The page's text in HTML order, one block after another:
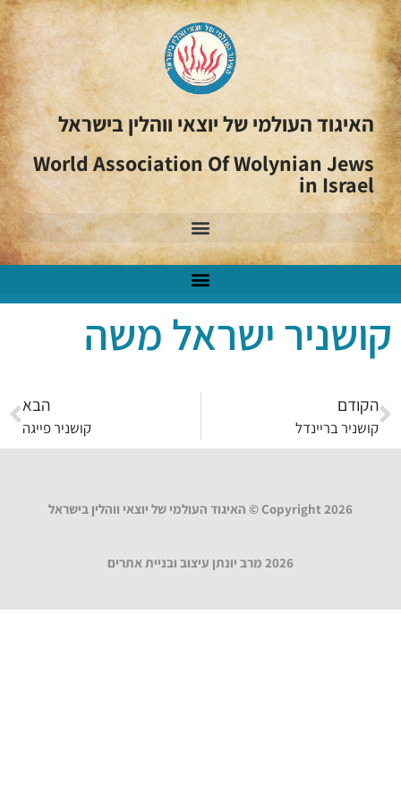
האיגוד העולמי של יוצאי ווהלין בישראל
World Association Of Wolynian Jews
in Israel
קושניר ישראל משה
הקודם
קושניר בריינדל
הבא
קושניר פייגה
Copyright 2026 © האיגוד העולמי של יוצאי ווהלין בישראל
2026 מרב יונתן עיצוב ובניית אתרים